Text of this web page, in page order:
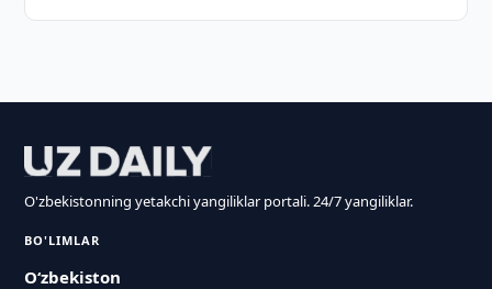
O'zbekistonning yetakchi yangiliklar portali. 24/7 yangiliklar.
BO'LIMLAR
O‘zbekiston